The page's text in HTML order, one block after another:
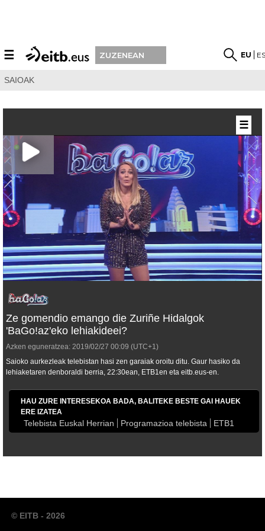
☰ ZUZENEAN EU
SAIOAK
Ze gomendio emango die Zuriñe Hidalgok
'BaGo!az'eko lehiakideei?
Azken eguneratzea: 2019/02/27 00:09 (UTC+1)
Saioko aurkezleak telebistan hasi zen garaiak oroitu ditu. Gaur hasiko da
lehiaketaren denboraldi berria, 22:30ean, ETB1en eta eitb.eus-en.
HAU ZURE INTERESEKOA BADA, BALITEKE BESTE GAI HAUEK
ERE IZATEA
Telebista Euskal Herrian Programazioa telebista ETB1
☰
© EITB - 2026